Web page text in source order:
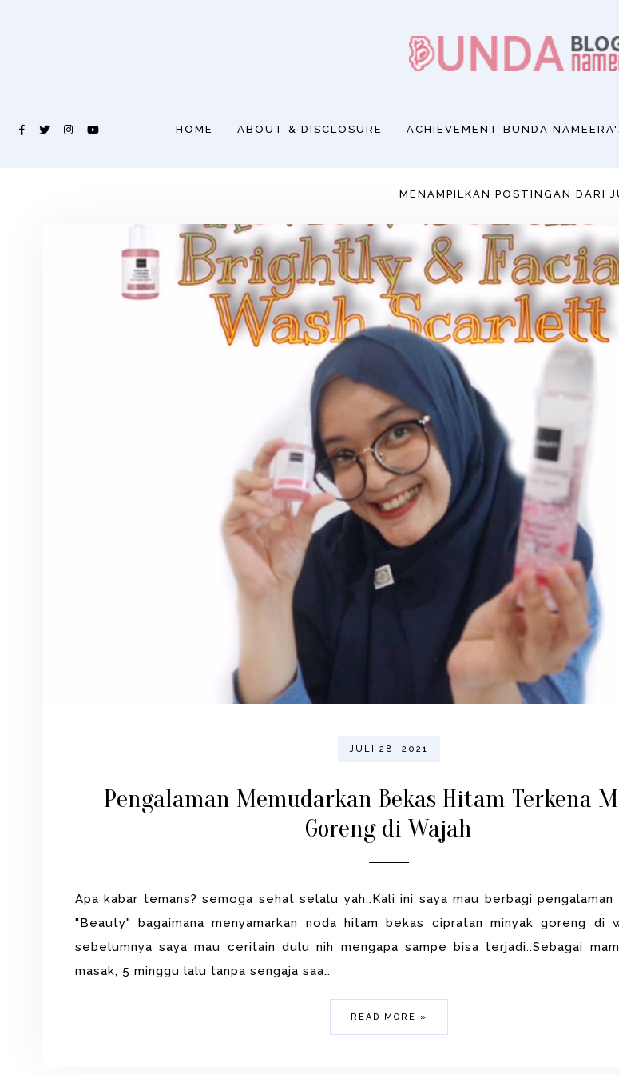
HOME ABOUT & DISCLOSURE ACHIEVEMENT BUNDA
MENAMPILKAN POSTINGAN DARI
JULI 28, 2021
Pengalaman Memudarkan Bekas Hitam Terkena
Goreng di Wajah
Apa kabar temans? semoga sehat selalu yah..Kali ini saya mau berbagi
"Beauty" bagaimana menyamarkan noda hitam bekas cipratan minyak goreng di
sebelumnya saya mau ceritain dulu nih mengapa sampe bisa terjadi..Sebagai
masak, 5 minggu lalu tanpa sengaja saa…
READ MORE »